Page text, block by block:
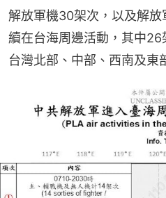
解放軍機30架次，以及解
續在台海周邊活動，其中26
台灣北部、中部、西南及東